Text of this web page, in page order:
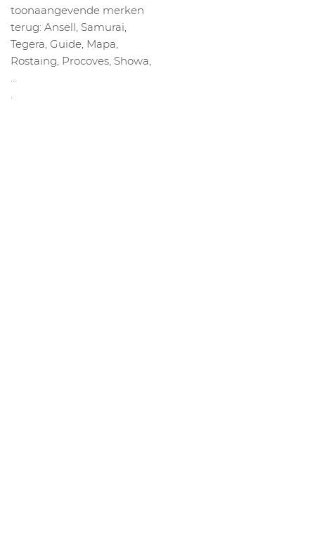
toonaangevende merken
terug: Ansell, Samurai,
Tegera, Guide, Mapa,
Rostaing, Procoves, Showa,
…
.